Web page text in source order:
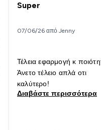
Super
07/06/26 από Jenny
Τέλεια εφαρμογή κ
Άνετο τέλειο απλά οτι
καλύτερο!
Διαβάστε περισσότερα